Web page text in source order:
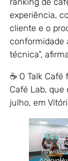
experiência,
cliente e o
conformidade
técnica”,
☕ O Talk
Café Lab, que
julho, em